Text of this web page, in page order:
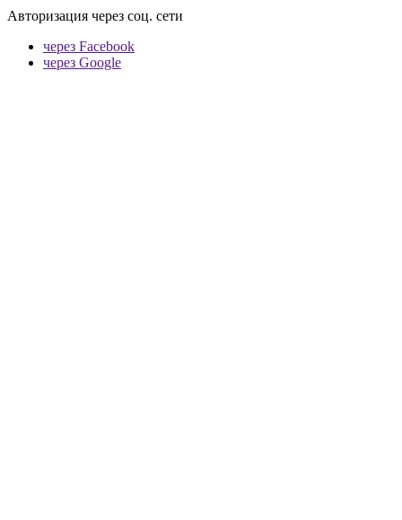
Авторизация через соц. сети
через Facebook
через Google